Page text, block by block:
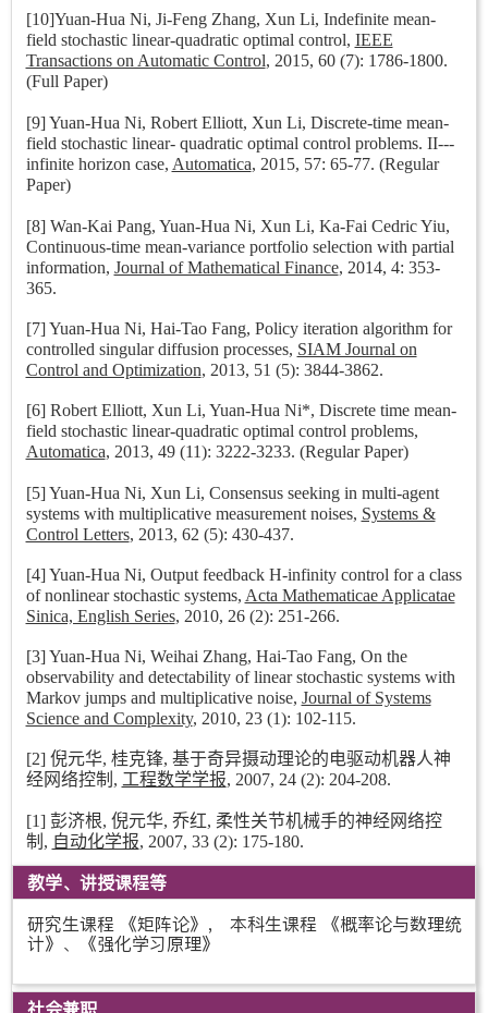
[10]Yuan-Hua Ni, Ji-Feng Zhang, Xun Li, Indefinite mean-
field stochastic linear-quadratic optimal control, IEEE
Transactions on Automatic Control, 2015, 60 (7): 1786-1800.
(Full Paper)
[9] Yuan-Hua Ni, Robert Elliott, Xun Li, Discrete-time mean-
field stochastic linear- quadratic optimal control problems. II---
infinite horizon case, Automatica, 2015, 57: 65-77. (Regular
Paper)
[8] Wan-Kai Pang, Yuan-Hua Ni, Xun Li, Ka-Fai Cedric Yiu,
Continuous-time mean-variance portfolio selection with partial
information, Journal of Mathematical Finance, 2014, 4: 353-
365.
[7] Yuan-Hua Ni, Hai-Tao Fang, Policy iteration algorithm for
controlled singular diffusion processes, SIAM Journal on
Control and Optimization, 2013, 51 (5): 3844-3862.
[6] Robert Elliott, Xun Li, Yuan-Hua Ni*, Discrete time mean-
field stochastic linear-quadratic optimal control problems,
Automatica, 2013, 49 (11): 3222-3233. (Regular Paper)
[5] Yuan-Hua Ni, Xun Li, Consensus seeking in multi-agent
systems with multiplicative measurement noises, Systems &
Control Letters, 2013, 62 (5): 430-437.
[4] Yuan-Hua Ni, Output feedback H-infinity control for a class
of nonlinear stochastic systems, Acta Mathematicae Applicatae
Sinica, English Series, 2010, 26 (2): 251-266.
[3] Yuan-Hua Ni, Weihai Zhang, Hai-Tao Fang, On the
observability and detectability of linear stochastic systems with
Markov jumps and multiplicative noise, Journal of Systems
Science and Complexity, 2010, 23 (1): 102-115.
[2] 倪元华, 桂克锋, 基于奇异摄动理论的电驱动机器人神
经网络控制, 工程数学学报, 2007, 24 (2): 204-208.
[1] 彭济根, 倪元华, 乔红, 柔性关节机械手的神经网络控
制, 自动化学报, 2007, 33 (2): 175-180.
教学、讲授课程等
研究生课程 《矩阵论》， 本科生课程 《概率论与数理统
计》、《强化学习原理》